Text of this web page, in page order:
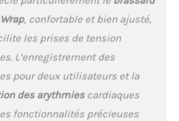
d’une hypertension VOS
RÉSULTATS À PORTÉE DE
MAIN : Le tensiomètre
X3 Comfort enregistre
jusqu’à 60 mesures.
Surveillez votre santé
cardiovasculaire et
faites de changements
, confortable et bien ajusté,
les prises de tension
L’enregistrement des
pour deux utilisateurs et la
des arythmiescardiaques
fonctionnalités précieuses